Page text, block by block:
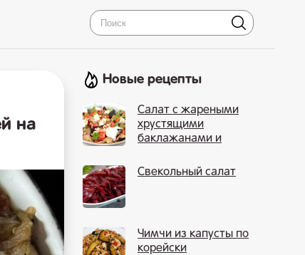
на
Новые рецепты
Салат с жареными
хрустящими
баклажанами и
Свекольный салат
Чимчи из капусты по
корейски